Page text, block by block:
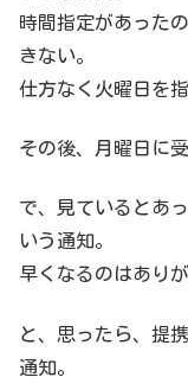
時間指定があった
きない。
仕方なく火曜日を指
その後、月曜日に
で、見ているとあ
いう通知。
早くなるのはありが
と、思ったら、提
通知。